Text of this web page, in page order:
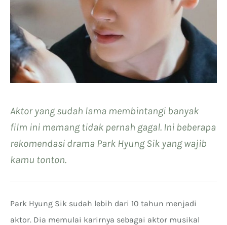
Aktor yang sudah lama membintangi banyak
film ini memang tidak pernah gagal. Ini beberapa
rekomendasi drama Park Hyung Sik yang wajib
kamu tonton.
Park Hyung Sik sudah lebih dari 10 tahun menjadi
aktor. Dia memulai karirnya sebagai aktor musikal